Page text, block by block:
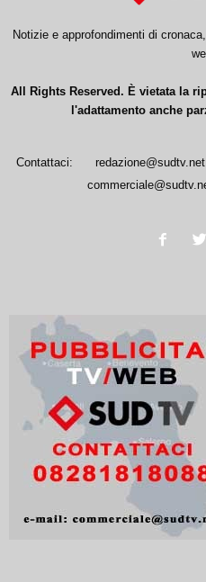
Notizie e approfondimenti di
All Rights Reserved. È vietata la
l'adattamento anche
Contattaci:
redazione@sudtv.net